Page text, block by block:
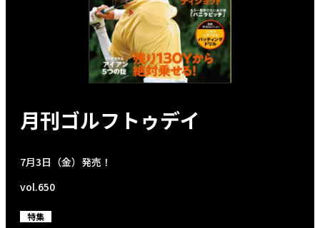
月刊ゴルフトゥデイ
7月3日（金）発売！
vol.650
特集